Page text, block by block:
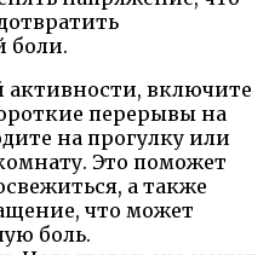
боли.
включите
перерывы на
на прогулку или
Это поможет
а также
что может
боль.